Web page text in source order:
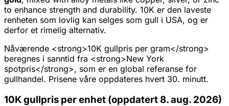
to enhance strength and durability. 10K er den laveste
renheten som lovlig kan selges som gull i USA, og er
derfor et rimelig alternativ.
Nåværende <strong>10K gullpris per gram</strong>
beregnes i sanntid fra <strong>New York
spotpris</strong>, som er en global referanse for
gullhandel. Prisene våre oppdateres hvert 30. minutt.
10K gullpris per enhet (oppdatert 8. aug. 2026)